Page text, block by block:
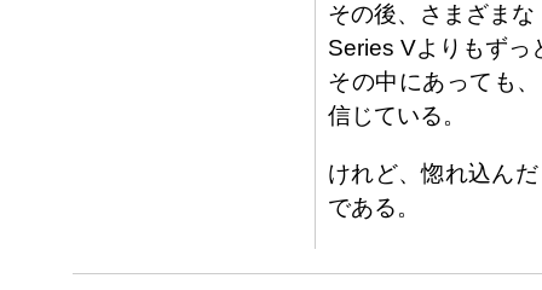
その後、さまざま
Series Vよりもずっ
その中にあっても
信じている。
けれど、惚れ込ん
である。